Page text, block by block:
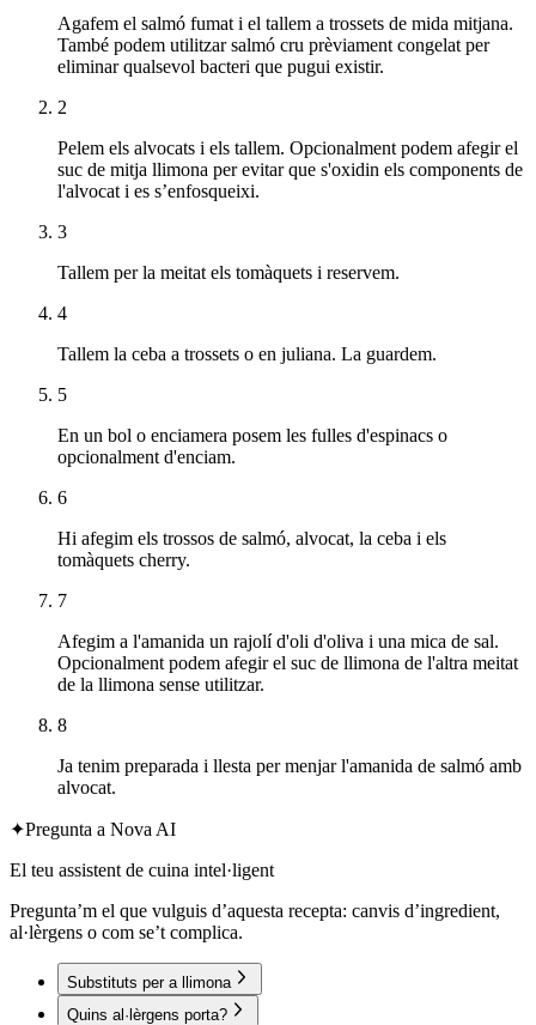
Agafem el salmó fumat i el tallem a trossets de mida mitjana.
També podem utilitzar salmó cru prèviament congelat per
eliminar qualsevol bacteri que pugui existir.
2
Pelem els alvocats i els tallem. Opcionalment podem afegir el
suc de mitja llimona per evitar que s'oxidin els components de
l'alvocat i es s’enfosqueixi.
3
Tallem per la meitat els tomàquets i reservem.
4
Tallem la ceba a trossets o en juliana. La guardem.
5
En un bol o enciamera posem les fulles d'espinacs o
opcionalment d'enciam.
6
Hi afegim els trossos de salmó, alvocat, la ceba i els
tomàquets cherry.
7
Afegim a l'amanida un rajolí d'oli d'oliva i una mica de sal.
Opcionalment podem afegir el suc de llimona de l'altra meitat
de la llimona sense utilitzar.
8
Ja tenim preparada i llesta per menjar l'amanida de salmó amb
alvocat.
✦Pregunta a Nova AI
El teu assistent de cuina intel·ligent
Pregunta’m el que vulguis d’aquesta recepta: canvis d’ingredient,
al·lèrgens o com se’t complica.
Substituts per a llimona
Quins al·lèrgens porta?